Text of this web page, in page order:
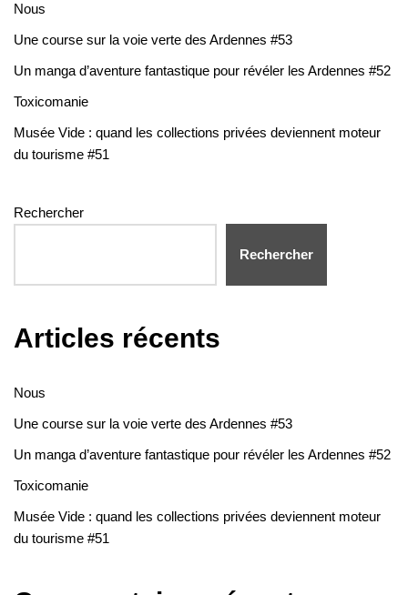
Nous
Une course sur la voie verte des Ardennes #53
Un manga d’aventure fantastique pour révéler les Ardennes #52
Toxicomanie
Musée Vide : quand les collections privées deviennent moteur
du tourisme #51
Rechercher
Rechercher
Articles récents
Nous
Une course sur la voie verte des Ardennes #53
Un manga d’aventure fantastique pour révéler les Ardennes #52
Toxicomanie
Musée Vide : quand les collections privées deviennent moteur
du tourisme #51